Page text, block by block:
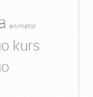
animator
kurs